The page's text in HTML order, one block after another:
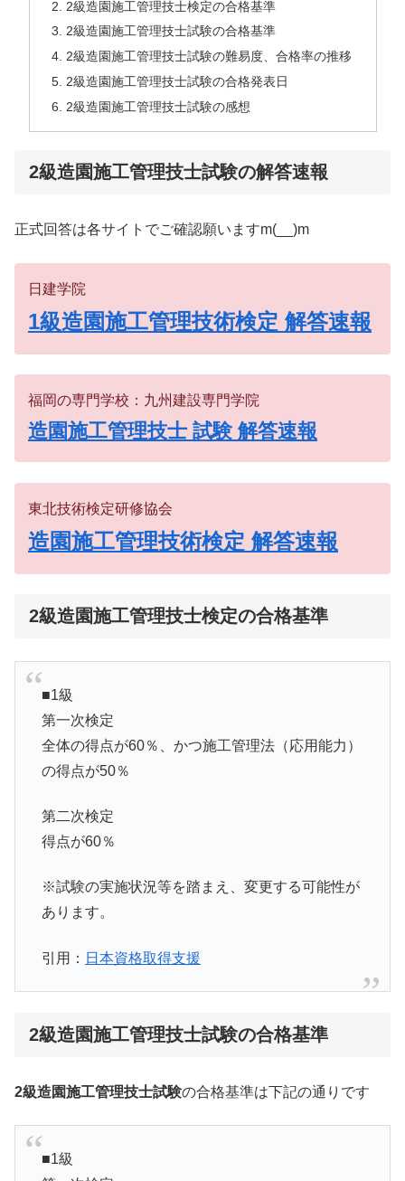
2級造園施工管理技士検定の合格基準
2級造園施工管理技士試験の合格基準
2級造園施工管理技士試験の難易度、合格率の推移
2級造園施工管理技士試験の合格発表日
2級造園施工管理技士試験の感想
2級造園施工管理技士試験の解答速報
正式回答は各サイトでご確認願いますm(__)m
日建学院
1級造園施工管理技術検定 解答速報
福岡の専門学校：九州建設専門学院
造園施工管理技士 試験 解答速報
東北技術検定研修協会
造園施工管理技術検定 解答速報
2級造園施工管理技士検定の合格基準
■1級
第一次検定
全体の得点が60％、かつ施工管理法（応用能力）
の得点が50％
第二次検定
得点が60％
※試験の実施状況等を踏まえ、変更する可能性が
あります。
引用： 日本資格取得支援
2級造園施工管理技士試験の合格基準
2級造園施工管理技士試験の合格基準は下記の通りです
■1級